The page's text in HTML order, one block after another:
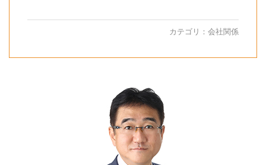
カテゴリ： 会社関係